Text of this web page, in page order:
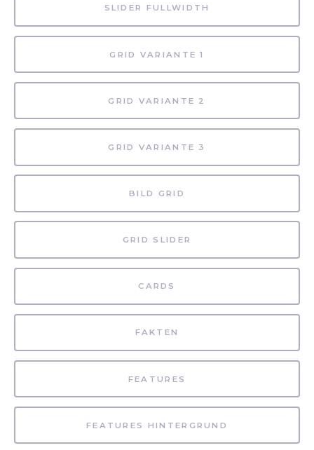
SLIDER FULLWIDTH
GRID VARIANTE 1
GRID VARIANTE 2
GRID VARIANTE 3
BILD GRID
GRID SLIDER
CARDS
FAKTEN
FEATURES
FEATURES HINTERGRUND